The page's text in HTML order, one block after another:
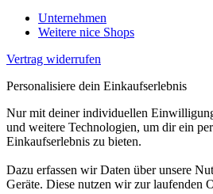
Unternehmen
Weitere nice Shops
Vertrag widerrufen
Personalisiere dein Einkaufserlebnis
Nur mit deiner individuellen
und weitere Technologien, um dir ein
Einkaufserlebnis zu bieten.
Dazu erfassen wir Daten über unsere
Geräte. Diese nutzen wir zur laufenden